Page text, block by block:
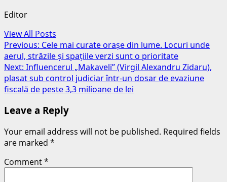
Editor
View All Posts
Post
navigation
Previous: Cele mai curate orașe din lume. Locuri unde
aerul, străzile și spațiile verzi sunt o prioritate
Next: Influencerul „Makaveli” (Virgil Alexandru Zidaru),
plasat sub control judiciar într-un dosar de evaziune
fiscală de peste 3,3 milioane de lei
Leave a Reply
Your email address will not be published. Required fields
are marked *
Comment*